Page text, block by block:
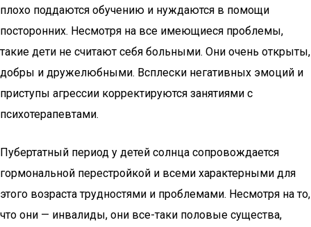
плохо поддаются обучению и нуждаются в помощи
посторонних. Несмотря на все имеющиеся проблемы,
такие дети не считают себя больными. Они очень открыты,
добры и дружелюбными. Всплески негативных эмоций и
приступы агрессии корректируются занятиями с
психотерапевтами.
Пубертатный период у детей солнца сопровождается
гормональной перестройкой и всеми характерными для
этого возраста трудностями и проблемами. Несмотря на то,
что они — инвалиды, они все-таки половые существа,